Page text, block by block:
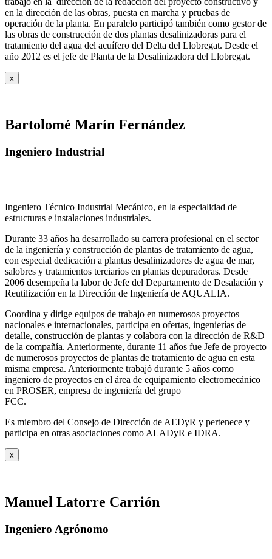
en la dirección de las obras, puesta en marcha y pruebas de
operación de la planta. En paralelo participó también como gestor de
las obras de construcción de dos plantas desalinizadoras para el
tratamiento del agua del acuífero del Delta del Llobregat. Desde el
año 2012 es el jefe de Planta de la Desalinizadora del Llobregat.
x
Bartolomé Marín Fernández
Ingeniero Industrial
Ingeniero Técnico Industrial Mecánico, en la especialidad de
estructuras e instalaciones industriales.
Durante 33 años ha desarrollado su carrera profesional en el sector
de la ingeniería y construcción de plantas de tratamiento de agua,
con especial dedicación a plantas desalinizadores de agua de mar,
salobres y tratamientos terciarios en plantas depuradoras. Desde
2006 desempeña la labor de Jefe del Departamento de Desalación y
Reutilización en la Dirección de Ingeniería de AQUALIA.
Coordina y dirige equipos de trabajo en numerosos proyectos
nacionales e internacionales, participa en ofertas, ingenierías de
detalle, construcción de plantas y colabora con la dirección de R&D
de la compañía. Anteriormente, durante 11 años fue Jefe de proyecto
de numerosos proyectos de plantas de tratamiento de agua en esta
misma empresa. Anteriormente trabajó durante 5 años como
ingeniero de proyectos en el área de equipamiento electromecánico
en PROSER, empresa de ingeniería del grupo
FCC.
Es miembro del Consejo de Dirección de AEDyR y pertenece y
participa en otras asociaciones como ALADyR e IDRA.
x
Manuel Latorre Carrión
Ingeniero Agrónomo